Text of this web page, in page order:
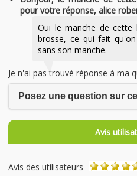
pour votre réponse, alice
Oui le manche de
brosse, ce qui fait
sans son manche.
Je n'ai pas trouvé réponse à ma
Posez une question sur
Avis
Avis des utilisateurs